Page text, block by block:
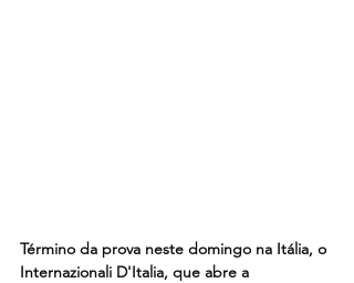
Término da prova neste domingo na Itália, o
Internazionali D'Italia, que abre a